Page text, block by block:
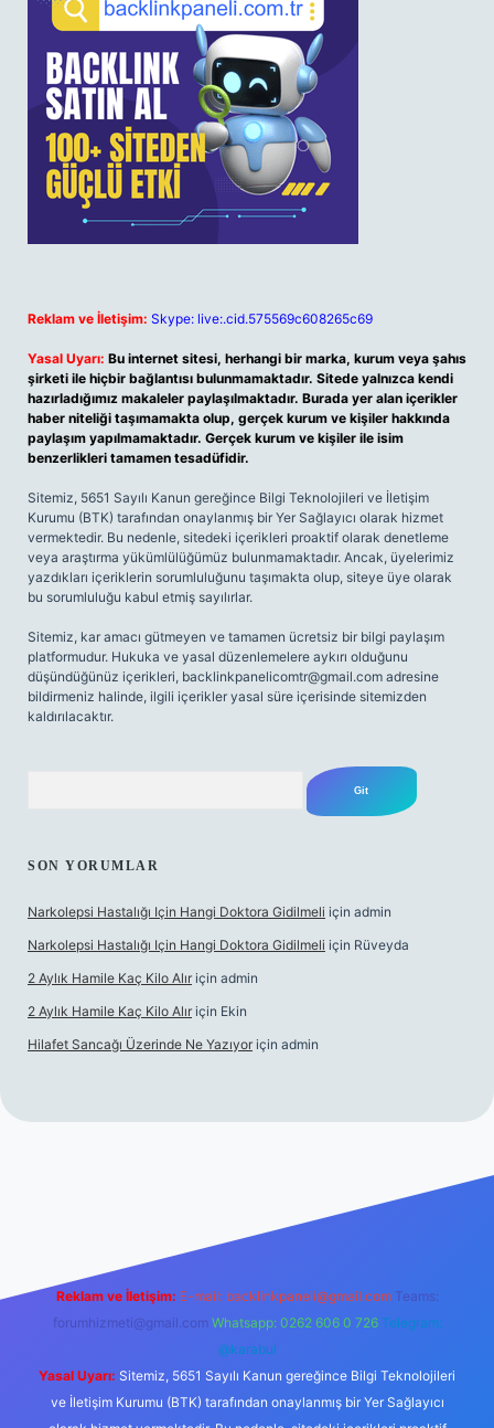
Reklam ve İletişim: Skype: live:.cid.575569c608265c69
Yasal Uyarı: Bu internet sitesi, herhangi bir marka, kurum veya şahıs
şirketi ile hiçbir bağlantısı bulunmamaktadır. Sitede yalnızca kendi
hazırladığımız makaleler paylaşılmaktadır. Burada yer alan içerikler
haber niteliği taşımamakta olup, gerçek kurum ve kişiler hakkında
paylaşım yapılmamaktadır. Gerçek kurum ve kişiler ile isim
benzerlikleri tamamen tesadüfidir.
Sitemiz, 5651 Sayılı Kanun gereğince Bilgi Teknolojileri ve İletişim
Kurumu (BTK) tarafından onaylanmış bir Yer Sağlayıcı olarak hizmet
vermektedir. Bu nedenle, sitedeki içerikleri proaktif olarak denetleme
veya araştırma yükümlülüğümüz bulunmamaktadır. Ancak, üyelerimiz
yazdıkları içeriklerin sorumluluğunu taşımakta olup, siteye üye olarak
bu sorumluluğu kabul etmiş sayılırlar.
Sitemiz, kar amacı gütmeyen ve tamamen ücretsiz bir bilgi paylaşım
platformudur. Hukuka ve yasal düzenlemelere aykırı olduğunu
düşündüğünüz içerikleri, backlinkpanelicomtr@gmail.com adresine
bildirmeniz halinde, ilgili içerikler yasal süre içerisinde sitemizden
kaldırılacaktır.
SON YORUMLAR
Narkolepsi Hastalığı Için Hangi Doktora Gidilmeli için admin
Narkolepsi Hastalığı Için Hangi Doktora Gidilmeli için Rüveyda
2 Aylık Hamile Kaç Kilo Alır için admin
2 Aylık Hamile Kaç Kilo Alır için Ekin
Hilafet Sancağı Üzerinde Ne Yazıyor için admin
Reklam ve İletişim: E-mail: backlinkpaneli@gmail.com Teams:
forumhizmeti@gmail.com Whatsapp: 0262 606 0 726 Telegram:
@karabul
Yasal Uyarı: Sitemiz, 5651 Sayılı Kanun gereğince Bilgi Teknolojileri
ve İletişim Kurumu (BTK) tarafından onaylanmış bir Yer Sağlayıcı